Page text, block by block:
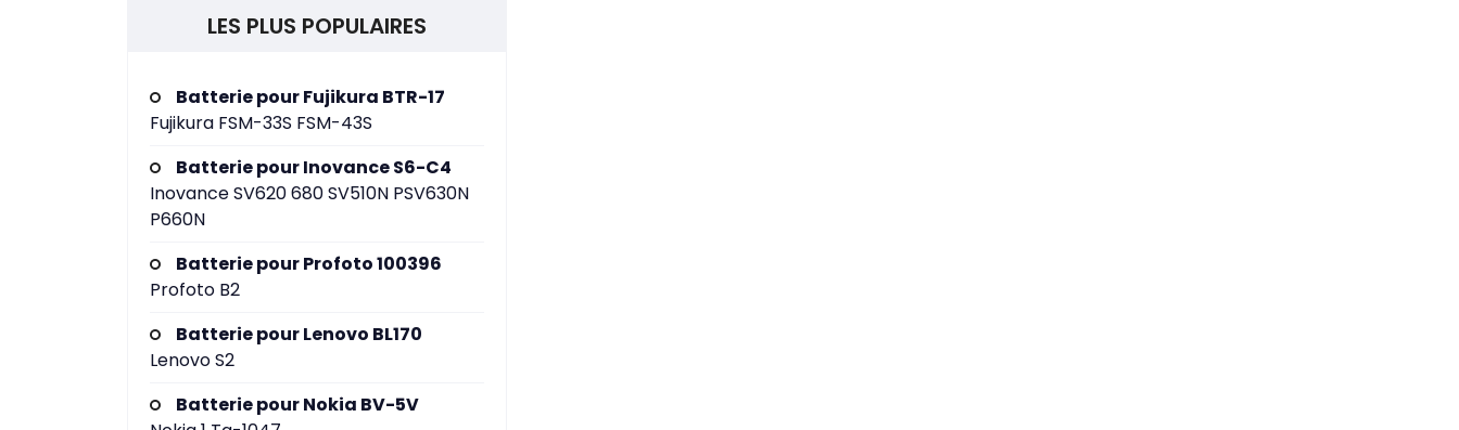
LES PLUS POPULAIRES
Batterie pour Fujikura BTR-17
Fujikura FSM-33S FSM-43S
Batterie pour Inovance S6-C4
Inovance SV620 680 SV510N PSV630N
P660N
Batterie pour Profoto 100396
Profoto B2
Batterie pour Lenovo BL170
Lenovo S2
Batterie pour Nokia BV-5V